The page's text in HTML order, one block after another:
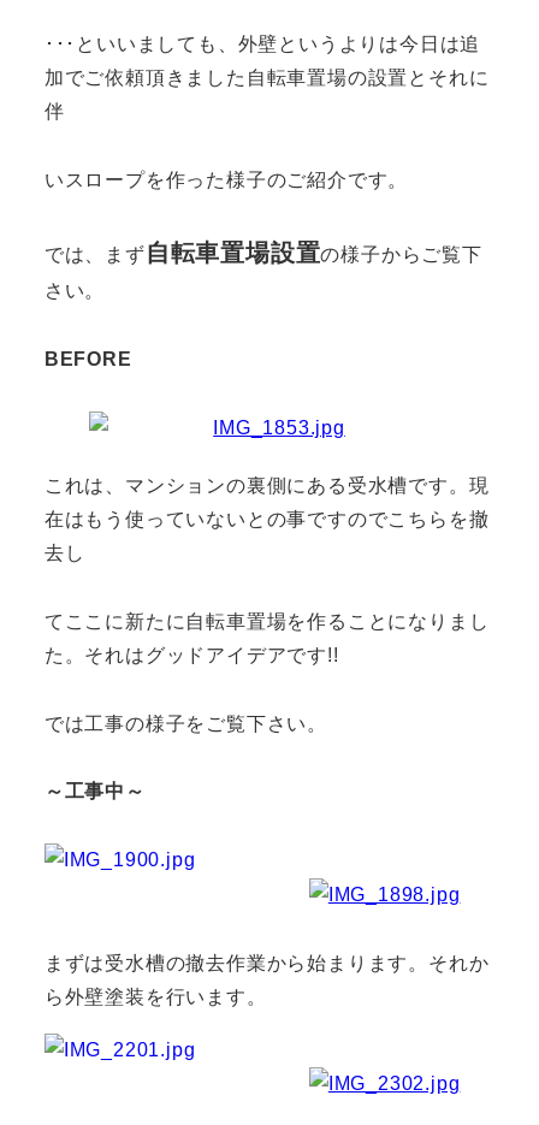
･･･といいましても、外壁というよりは今日は追
加でご依頼頂きました自転車置場の設置とそれに
伴
いスロープを作った様子のご紹介です。
では、まず自転車置場設置の様子からご覧下
さい。
BEFORE
これは、マンションの裏側にある受水槽です。現
在はもう使っていないとの事ですのでこちらを撤
去し
てここに新たに自転車置場を作ることになりまし
た。それはグッドアイデアです!!
では工事の様子をご覧下さい。
～工事中～
まずは受水槽の撤去作業から始まります。それか
ら外壁塗装を行います。